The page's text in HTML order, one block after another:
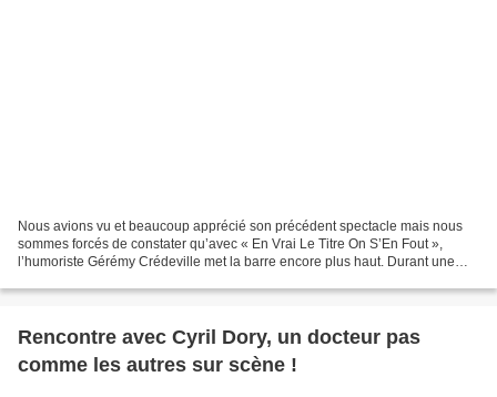
Nous avions vu et beaucoup apprécié son précédent spectacle mais nous
sommes forcés de constater qu’avec « En Vrai Le Titre On S’En Fout »,
l’humoriste Gérémy Crédeville met la barre encore plus haut. Durant une
Rencontre avec Cyril Dory, un docteur pas
comme les autres sur scène !